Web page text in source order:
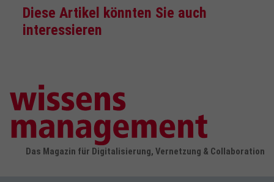
Diese Artikel könnten Sie auch
interessieren
Das Magazin für Digitalisierung, Vernetzung & Collaboration